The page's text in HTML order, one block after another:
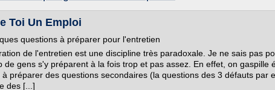
Toi Un Emploi
questions à préparer pour l'entretien
de l'entretien est une discipline très paradoxale. Je ne sais pas
de gens s'y préparent à la fois trop et pas assez. En effet, on gaspille
à préparer des questions secondaires (la questions des 3 défauts par
des [...]